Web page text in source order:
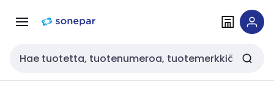
navigointiinsisältöön
Haku